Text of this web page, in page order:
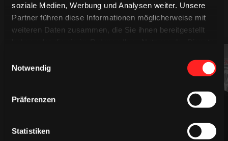
soziale Medien, Werbung und Analysen weiter. Unsere
Partner führen diese Informationen möglicherweise mit
weiteren Daten zusammen, die Sie ihnen bereitgestellt
Notwendig
Präferenzen
Statistiken
MEHR SPIELER
94